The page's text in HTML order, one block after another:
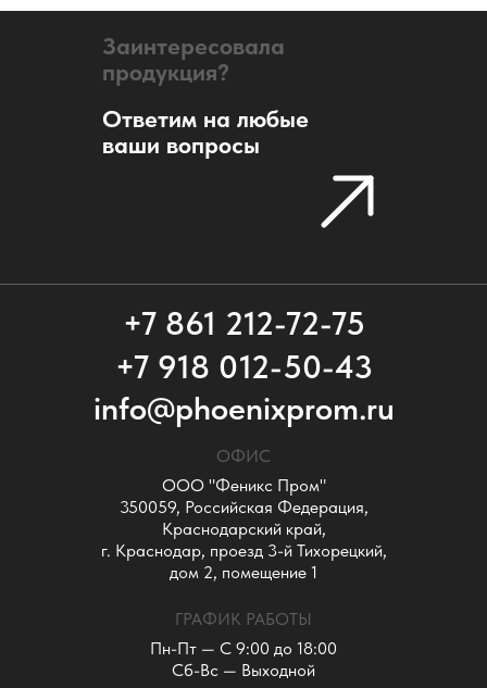
Заинтересовала
продукция?
Ответим на любые
ваши вопросы
ОФИС
ГРАФИК РАБОТЫ
ООО "Феникс Пром"
350059, Российская Федерация,
Краснодарский край,
г. Краснодар, проезд 3-й Тихорецкий,
дом 2, помещение 1
Пн-Пт — С 9:00 до 18:00
Сб-Вс — Выходной
+7 918 012-50-43
info@phoenixprom.ru
+7 861 212-72-75